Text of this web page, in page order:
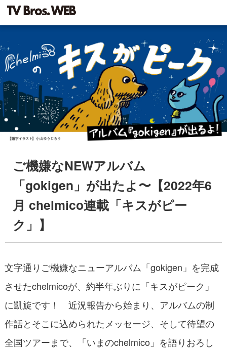
ご機嫌なNEWアルバム
「gokigen」が出たよ〜【2022年6
月 chelmico連載「キスがピー
ク」】
文字通りご機嫌なニューアルバム「gokigen」を完成
させたchelmicoが、約半年ぶりに「キスがピーク」
に凱旋です！ 近況報告から始まり、アルバムの制
作話とそこに込められたメッセージ、そして待望の
全国ツアーまで、「いまのchelmico」を語りおろし